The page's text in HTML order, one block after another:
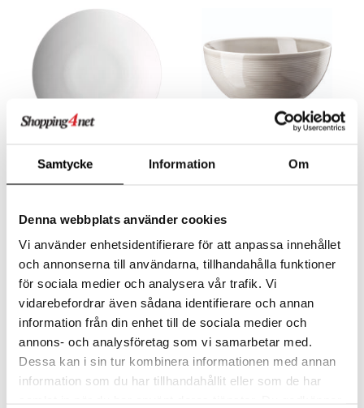
Samtycke Information Om
Denna webbplats använder cookies
Vi använder enhetsidentifierare för att anpassa innehållet
och annonserna till användarna, tillhandahålla funktioner
för sociala medier och analysera vår trafik. Vi
vidarebefordrar även sådana identifierare och annan
information från din enhet till de sociala medier och
annons- och analysföretag som vi samarbetar med.
Dessa kan i sin tur kombinera informationen med annan
information som du har tillhandahållit eller som de har
Thomas Loft Lautanen 28
cm Valkoinen
Löydä täydellinen tasapaino tyylin ja toiminnallisuuden välillä Loft by Rosenthal -ruokalautasen avulla. Tämä 28 cm:n lautanen on Rosenthalin, posliinitaiteen ikonin, suunnittelema ja kantaa Loft-kokoelman eleganssin ja modernisuuden leimaa.
Thomas Loft Porkkana 23